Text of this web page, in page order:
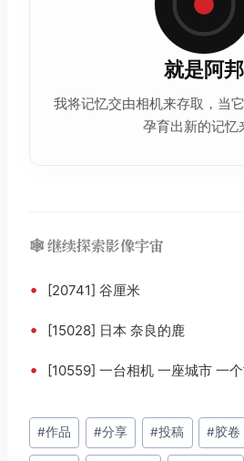
就是阿邦
我将记忆交由相机来存取，当
孕育出新的记忆
🕸️ 继续探索影像宇宙
• [20741] 谷厘米
• [15028] 日本 奈良的鹿
• [10559] 一台相机 一座城市 一
文
章
#作品 #分享 #投稿 #胶卷